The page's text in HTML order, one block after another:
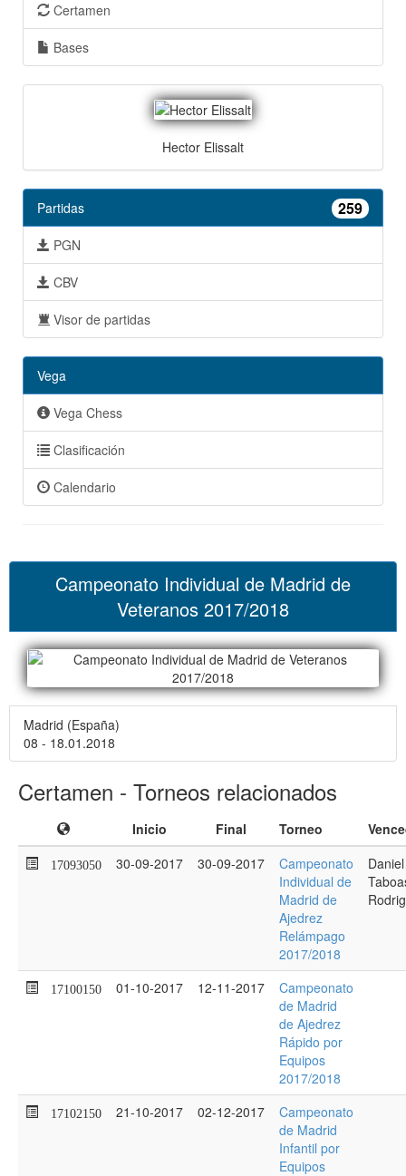
Certamen
Bases
Hector Elissalt
Partidas 259
PGN
CBV
Visor de partidas
Vega
Vega Chess
Clasificación
Calendario
Campeonato Individual de Madrid de
Veteranos 2017/2018
Madrid (España)
08 - 18.01.2018
Certamen - Torneos relacionados
Inicio Final Torneo
17093050 30-09-2017 30-09-2017
Campeonato
Individual de
Madrid de
Ajedrez
Relámpago
2017/2018
Daniel
17100150 01-10-2017 12-11-2017
Campeonato
de Madrid
de Ajedrez
Rápido por
Equipos
2017/2018
17102150 21-10-2017 02-12-2017
Campeonato
de Madrid
Infantil por
Equipos